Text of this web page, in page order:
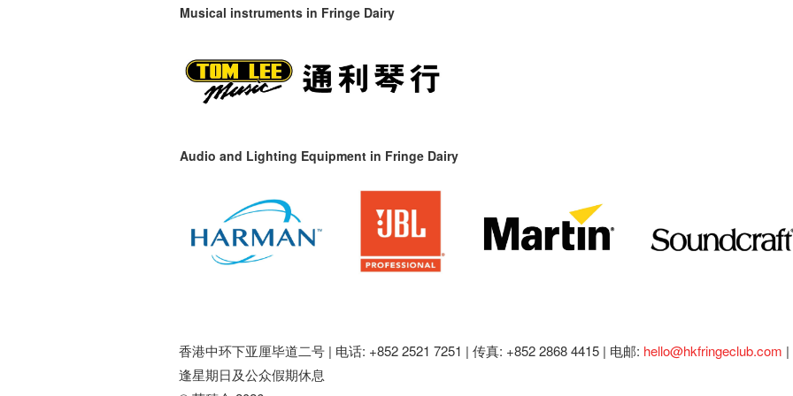
Musical instruments in Fringe Dairy
Audio and Lighting Equipment in Fringe Dairy
香港中环下亚厘毕道二号 | 电话: +852 2521 7251 | 传真: +852 2868 4415 | 电邮: hello@hkfringeclub.com |
逢星期日及公众假期休息